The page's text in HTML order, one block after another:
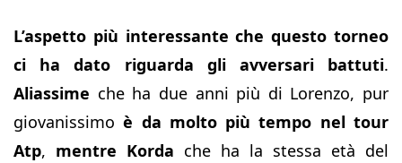
L’aspetto più interessante che questo torneo
ci ha dato riguarda gli avversari battuti.
Aliassime che ha due anni più di Lorenzo, pur
giovanissimoè da molto più tempo nel tour
Atp, mentre Korda che ha la stessa età del